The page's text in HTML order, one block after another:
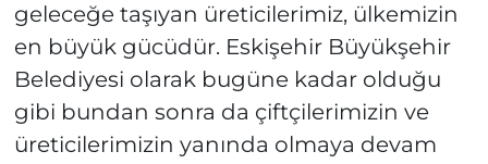
geleceğe taşıyan üreticilerimiz, ülkemizin
en büyük gücüdür. Eskişehir Büyükşehir
Belediyesi olarak bugüne kadar olduğu
gibi bundan sonra da çiftçilerimizin ve
üreticilerimizin yanında olmaya devam